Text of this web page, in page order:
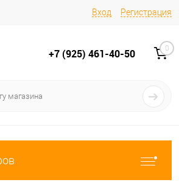
Вход Регистрация
+7 (925) 461-40-50 0